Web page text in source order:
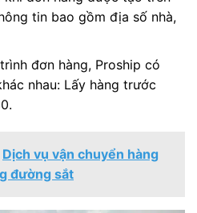
tin bao gồm địa số nhà,
đơn hàng, Proship có
nhau: Lấy hàng trước
Dịch vụ vận chuyển hàng
đường sắt